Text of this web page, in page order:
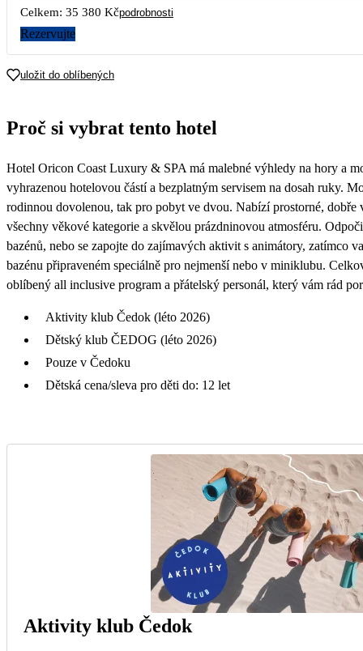
Celkem: 35 380 Kčpodrobnosti
Rezervujte
uložit do oblíbených
Proč si vybrat tento hotel
Hotel Oricon Coast Luxury & SPA má malebné výhledy na hory a
vyhrazenou hotelovou částí a bezplatným servisem na dosah ruky.
rodinnou dovolenou, tak pro pobyt ve dvou. Nabízí prostorné, dobře
všechny věkové kategorie a skvělou prázdninovou atmosféru.
bazénů, nebo se zapojte do zajímavých aktivit s animátory, zatímco
bazénu připraveném speciálně pro nejmenší nebo v miniklubu.
oblíbený all inclusive program a přátelský personál, který vám rád
Aktivity klub Čedok (léto 2026)
Dětský klub ČEDOG (léto 2026)
Pouze v Čedoku
Dětská cena/sleva pro děti do: 12 let
Aktivity klub Čedok